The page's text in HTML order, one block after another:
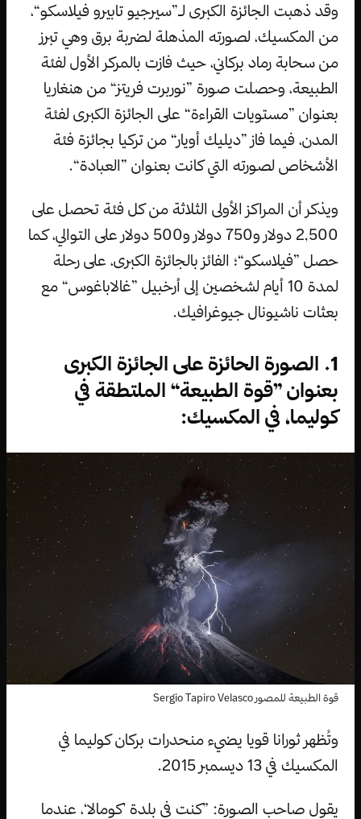
وقد ذهبت الجائزة الكبرى لـ”سيرجيو تابيرو فيلاسكو“،
من المكسيك، لصورته المذهلة لضربة برق وهي تبرز
من سحابة رماد بركاني، حيث فازت بالمركر الأول لفئة
الطبيعة، وحصلت صورة ”نوربرت فريتز“ من هنغاريا
بعنوان ”مستويات القراءة“ على الجائزة الكبرى لفئة
المدن، فيما فاز ”ديليك أويار“ من تركيا بجائزة فئة
الأشخاص لصورته التي كانت بعنوان ”العبادة“.
ويذكر أن المراكز الأولى الثلاثة من كل فئة تحصل على
2,500 دولار و750 دولار و500 دولار على التوالي، كما
حصل ”فيلاسكو“؛ الفائز بالجائزة الكبرى، على رحلة
لمدة 10 أيام لشخصين إلى أرخبيل ”غالاباغوس“ مع
بعثات ناشيونال جيوغرافيك.
1. الصورة الحائزة على الجائزة الكبرى
بعنوان ”قوة الطبيعة“ الملتطقة في
كوليما، في المكسيك:
قوة الطبيعة للمصور Sergio Tapiro Velasco
وتُظهر ثورانا قويا يضيء منحدرات بركان كوليما في
المكسيك في 13 ديسمبر 2015.
يقول صاحب الصورة: ”كنت في بلدة ’كومالا‘، عندما